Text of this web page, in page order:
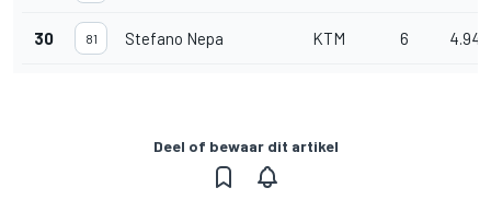
30 81 Stefano Nepa KTM 6 4.948
Deel of bewaar dit artikel